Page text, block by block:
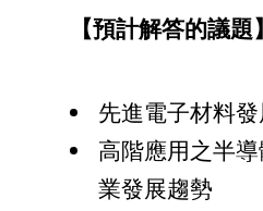
【預計解答的議
先進電子材料
高階應用之半
業發展趨勢